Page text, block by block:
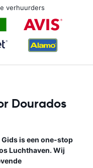
verhuurders
Dourados
is een one-stop
Luchthaven. Wij